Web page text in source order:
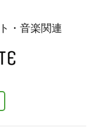
・音楽関連